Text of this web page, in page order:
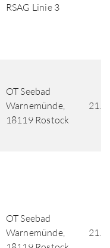
RSAG Linie 3
OT Seebad
Warnemünde,
18119 Rostock
OT Seebad
Warnemünde,